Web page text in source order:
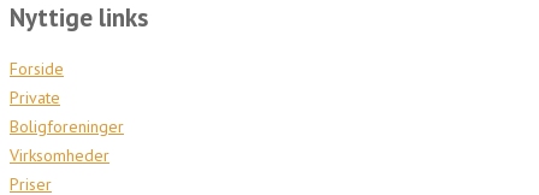
Nyttige links
Forside
Private
Boligforeninger
Virksomheder
Priser